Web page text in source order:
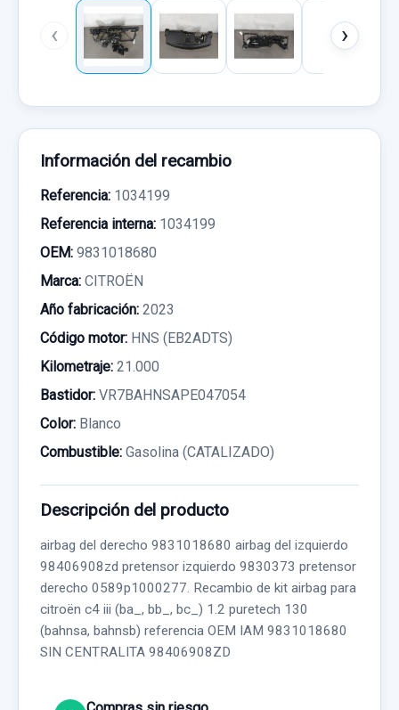
‹ ›
Información del recambio
Referencia: 1034199
Referencia interna: 1034199
OEM: 9831018680
Marca: CITROËN
Año fabricación: 2023
Código motor: HNS (EB2ADTS)
Kilometraje: 21.000
Bastidor: VR7BAHNSAPE047054
Color: Blanco
Combustible: Gasolina (CATALIZADO)
Descripción del producto
airbag del derecho 9831018680 airbag del izquierdo
98406908zd pretensor izquierdo 9830373 pretensor
derecho 0589p1000277. Recambio de kit airbag para
citroën c4 iii (ba_, bb_, bc_) 1.2 puretech 130
(bahnsa, bahnsb) referencia OEM IAM 9831018680
SIN CENTRALITA 98406908ZD